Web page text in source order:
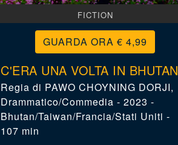
FICTION
€ 4,99
C'ERA UNA VOLTA IN BHUTAN
PAWO CHOYNING DORJI,
Drammatico/Commedia - 2023 -
Bhutan/Taiwan/Francia/Stati Uniti -
107 min